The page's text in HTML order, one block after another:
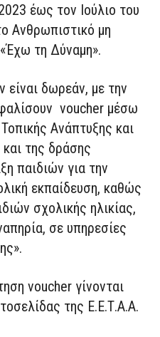
έως τον Ιούλιο του
Ανθρωπιστικό μη
τη Δύναμη».
δωρεάν, με την
voucher μέσω
Ανάπτυξης και
της δράσης
παιδιών για την
εκπαίδευση, καθώς
σχολικής ηλικίας,
σε υπηρεσίες
voucher γίνονται
της Ε.Ε.Τ.Α.Α.